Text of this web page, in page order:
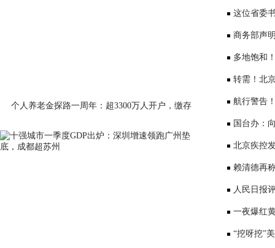
个人养老金探路一周年：超3300万人开户，缴存
将少3000元
这位省委
部、10位女
商务部声
大会”
多地饱和
序竞争仍是
转需！北
公布
航行警告
国台办：
表达深切哀
北京疾控
景要戴口罩
赖清德再
国台办回应
人民日报
一夜爆红
师：或涉嫌
“挖呀挖”